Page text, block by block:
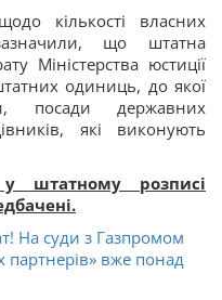
кількості власних
що штатна
Міністерства юстиції
одиниць, до якої
посади державних
які виконують
штатному розписі
На суди з Газпромом
партнерів» вже понад